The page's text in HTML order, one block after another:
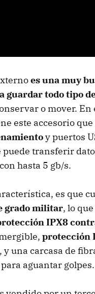
es una muy
guardar todo tipo
o mover. En
este accesorio que
y puertos
transferir
hasta 5 gb/s.
es que
grado militar, lo
IPX8
protección
, y una carcasa de
aguantar golpes.